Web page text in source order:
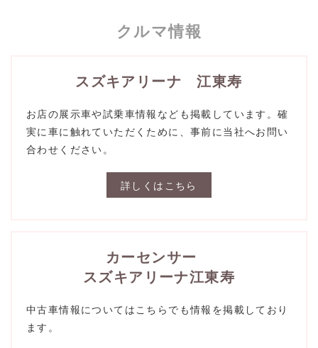
クルマ情報
スズキアリーナ 江東寿
お店の展示車や試乗車情報なども掲載しています。確
実に車に触れていただくために、事前に当社へお問い
合わせください。
詳しくはこちら
カーセンサー
スズキアリーナ江東寿
中古車情報についてはこちらでも情報を掲載しており
ます。